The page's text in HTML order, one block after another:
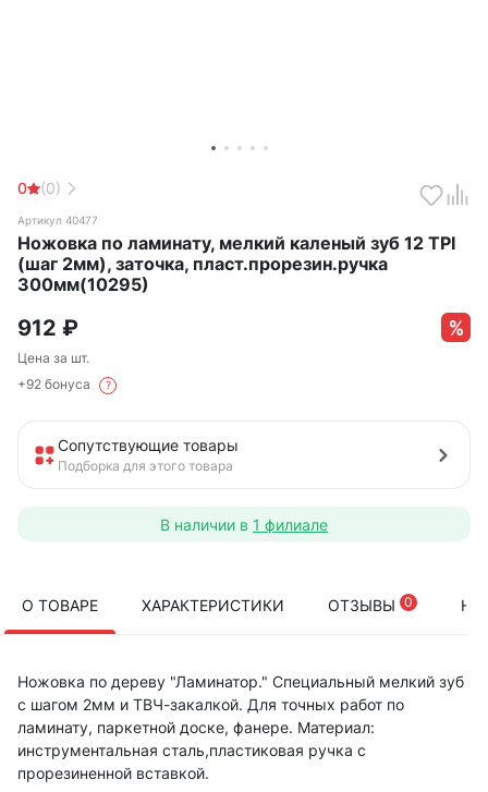
0 (0)
Артикул 40477
Ножовка по ламинату, мелкий каленый зуб 12 TPI
(шаг 2мм), заточка, пласт.прорезин.ручка
300мм(10295)
912 ₽
Цена за шт.
+92 бонуса
?
Сопутствующие товары
Подборка для этого товара
В наличии в 1 филиале
О ТОВАРЕ ХАРАКТЕРИСТИКИ ОТЗЫВЫ 0
Ножовка по дереву "Ламинатор." Специальный мелкий зуб
с шагом 2мм и ТВЧ-закалкой. Для точных работ по
ламинату, паркетной доске, фанере. Материал:
инструментальная сталь,пластиковая ручка с
прорезиненной вставкой.